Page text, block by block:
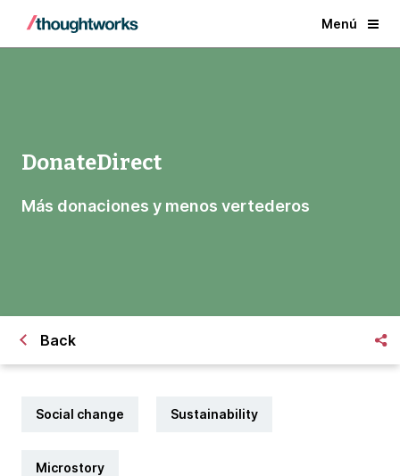
Menú
DonateDirect
Más donaciones y menos vertederos
Back
Social change Sustainability
Microstory